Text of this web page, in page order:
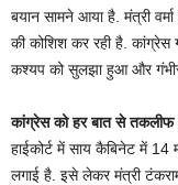
बयान सामने आया है. मंत्री
की कोशिश कर रही है. कांग्रेस
कश्यप को सुलझा हुआ और गंभीर
कांग्रेस को हर बात से तकलीफ :
हाईकोर्ट में साय कैबिनेट में 14
लगाई है. इसे लेकर मंत्री